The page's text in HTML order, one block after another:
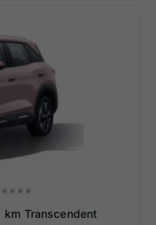
km Transcendent